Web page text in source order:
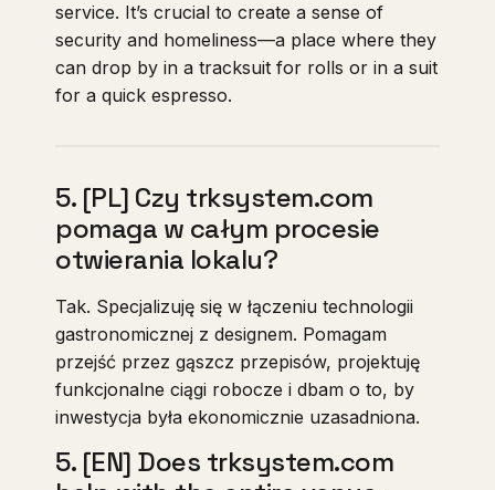
service. It’s crucial to create a sense of
security and homeliness—a place where they
can drop by in a tracksuit for rolls or in a suit
for a quick espresso.
5. [PL] Czy trksystem.com
pomaga w całym procesie
otwierania lokalu?
Tak. Specjalizuję się w łączeniu technologii
gastronomicznej z designem. Pomagam
przejść przez gąszcz przepisów, projektuję
funkcjonalne ciągi robocze i dbam o to, by
inwestycja była ekonomicznie uzasadniona.
5. [EN] Does trksystem.com